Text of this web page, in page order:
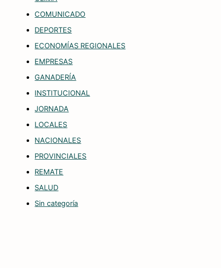
COMUNICADO
DEPORTES
ECONOMÍAS REGIONALES
EMPRESAS
GANADERÍA
INSTITUCIONAL
JORNADA
LOCALES
NACIONALES
PROVINCIALES
REMATE
SALUD
Sin categoría